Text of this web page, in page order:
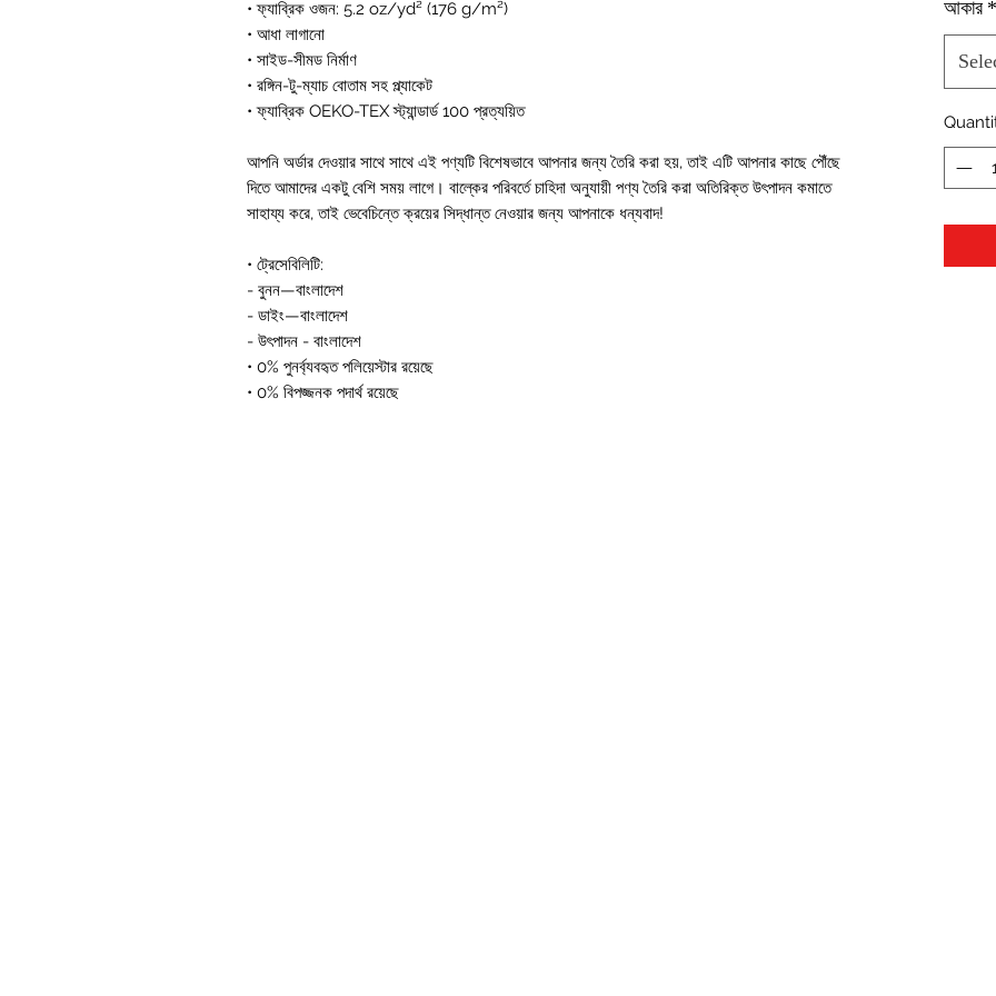
• ফ্যাব্রিক ওজন: 5.2 oz/yd² (176 g/m²)
• আধা লাগানো
• সাইড-সীমড নির্মাণ
• রঙ্গিন-টু-ম্যাচ বোতাম সহ প্ল্যাকেট
• ফ্যাব্রিক OEKO-TEX স্ট্যান্ডার্ড 100 প্রত্যয়িত
আপনি অর্ডার দেওয়ার সাথে সাথে এই পণ্যটি বিশেষভাবে আপনার জন্য তৈরি করা হয়, তাই এটি আপনার কাছে পৌঁছে
দিতে আমাদের একটু বেশি সময় লাগে। বাল্কের পরিবর্তে চাহিদা অনুযায়ী পণ্য তৈরি করা অতিরিক্ত উৎপাদন কমাতে
সাহায্য করে, তাই ভেবেচিন্তে ক্রয়ের সিদ্ধান্ত নেওয়ার জন্য আপনাকে ধন্যবাদ!
• ট্রেসেবিলিটি:
- বুনন—বাংলাদেশ
- ডাইং—বাংলাদেশ
- উৎপাদন - বাংলাদেশ
• 0% পুনর্ব্যবহৃত পলিয়েস্টার রয়েছে
• 0% বিপজ্জনক পদার্থ রয়েছে
আকার *